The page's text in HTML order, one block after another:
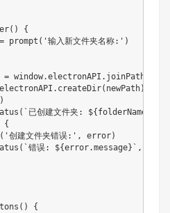
{
输入新文件夹名称:')
=
已创建文件夹: ${folderName}`)
{
建文件夹错误:', error)
错误: ${error.message}`,
{